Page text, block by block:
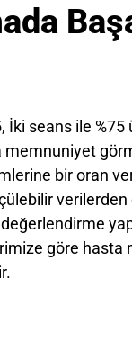
İki seans ile %75
memnuniyet
bir oran
göre hasta